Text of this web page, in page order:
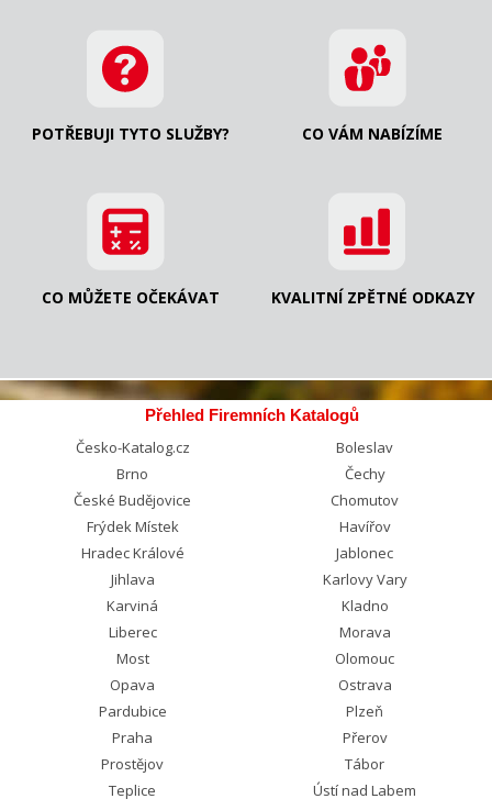
POTŘEBUJI TYTO SLUŽBY? CO VÁM NABÍZÍME
CO MŮŽETE OČEKÁVAT KVALITNÍ ZPĚTNÉ ODKAZY
Přehled Firemních Katalogů
Česko-Katalog.cz
Boleslav
Brno
Čechy
České Budějovice
Chomutov
Frýdek Místek
Havířov
Hradec Králové
Jablonec
Jihlava
Karlovy Vary
Karviná
Kladno
Liberec
Morava
Most
Olomouc
Opava
Ostrava
Pardubice
Plzeň
Praha
Přerov
Prostějov
Tábor
Teplice
Ústí nad Labem